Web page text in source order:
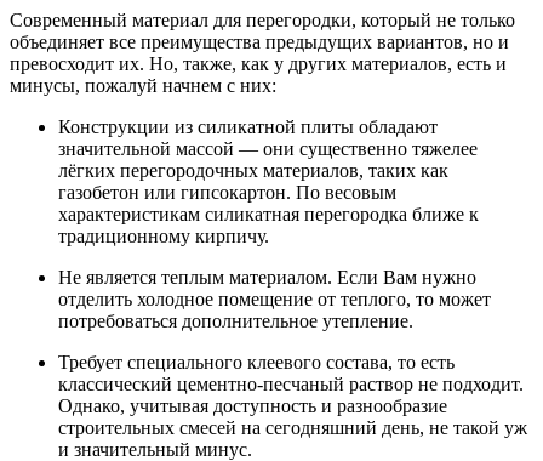
Современный материал для перегородки, который не только
объединяет все преимущества предыдущих вариантов, но и
превосходит их. Но, также, как у других материалов, есть и
минусы, пожалуй начнем с них:
Конструкции из силикатной плиты обладают
значительной массой — они существенно тяжелее
лёгких перегородочных материалов, таких как
газобетон или гипсокартон. По весовым
характеристикам силикатная перегородка ближе к
традиционному кирпичу.
Не является теплым материалом. Если Вам нужно
отделить холодное помещение от теплого, то может
потребоваться дополнительное утепление.
Требует специального клеевого состава, то есть
классический цементно-песчаный раствор не подходит.
Однако, учитывая доступность и разнообразие
строительных смесей на сегодняшний день, не такой уж
и значительный минус.